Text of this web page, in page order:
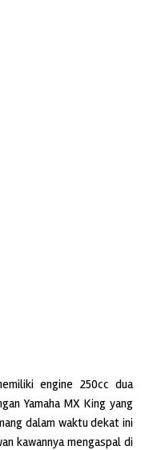
engine 250cc dua
Yamaha MX King yang
dalam waktu dekat ini
kawannya mengaspal di